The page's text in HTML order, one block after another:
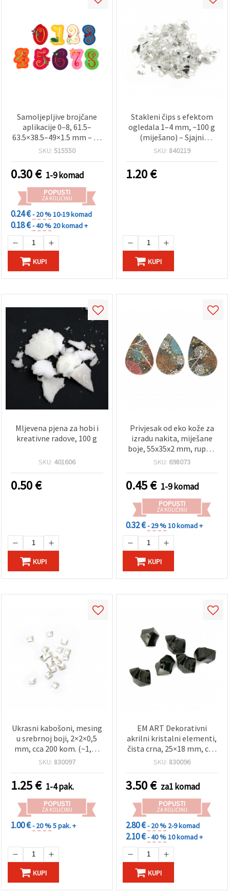
Samoljepljive brojčane
aplikacije 0–8, 61.5–
63.5×38.5–49×1.5 mm – za
hobi i scrapbooking
SKU: 515550
0.30€ 1-9 komad
POPUSTI
ZA KOLIČINU
0.24 €- 20 %10-19 komad
0.18 €- 40 % 20 komad +
KUPI
Stakleni čips s efektom
ogledala 1–4 mm, ~100 g
(miješano) – Sjajni
dekorativni dodatak za
izradu nakita od smole i
elegantan home decor
SKU: 840219
1.20€
KUPI
Mljevena pjena za hobi i
kreativne radove, 100 g
SKU: 401606
0.50€
KUPI
Privjesak od eko kože za
izradu nakita, miješane
boje, 55x35x2 mm, rupa 1
mm
SKU: 698073
0.45€ 1-9 komad
POPUSTI
ZA KOLIČINU
0.32 €- 29 %10 komad +
KUPI
Ukrasni kabošoni, mesing
u srebrnoj boji, 2×2×0,5
mm, cca 200 kom. (~1,35
g) za DIY, nakit i
SKU: 830097
1.25€ 1-4 pak.
POPUSTI
ZA KOLIČINU
1.00 €- 20 %5 pak. +
KUPI
EM ART Dekorativni
akrilni kristalni elementi,
čista crna, 25×18 mm, cca
145 g (≈65 kom) – za hobi
SKU: 830096
3.50€ za1 komad
POPUSTI
ZA KOLIČINU
2.80 €- 20 % 2-9 komad
2.10 €- 40 %10 komad +
KUPI